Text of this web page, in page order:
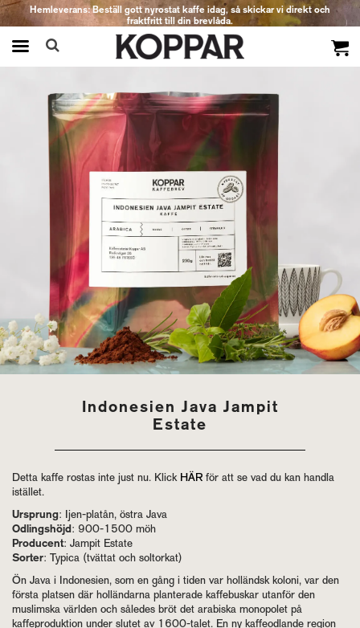
Hemleverans: Beställ gott nyrostat kaffe idag, så skickar vi direkt och
fraktfritt till din brevlåda.
Indonesien Java Jampit
Estate
Detta kaffe rostas inte just nu. Klick HÄR för att se vad du kan handla
istället.
Ursprung: Ijen-platån, östra Java
Odlingshöjd: 900-1500 möh
Producent: Jampit Estate
Sorter: Typica (tvättat och soltorkat)
Ön Java i Indonesien, som en gång i tiden var holländsk koloni, var den
första platsen där holländarna planterade kaffebuskar utanför den
muslimska världen och således bröt det arabiska monopolet på
kaffeproduktion under slutet av 1600-talet. En ny kaffeodlande region